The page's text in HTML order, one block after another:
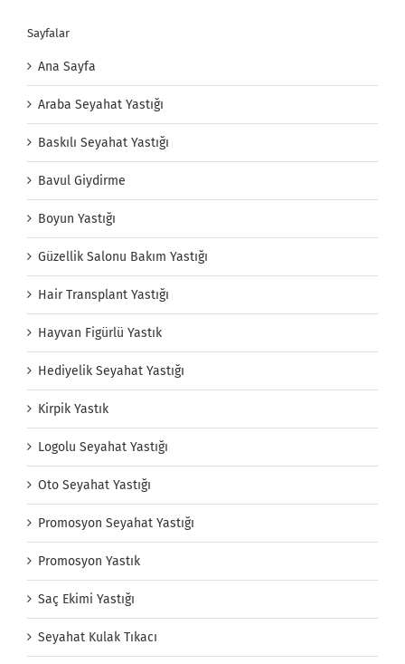
Sayfalar
Ana Sayfa
Araba Seyahat Yastığı
Baskılı Seyahat Yastığı
Bavul Giydirme
Boyun Yastığı
Güzellik Salonu Bakım Yastığı
Hair Transplant Yastığı
Hayvan Figürlü Yastık
Hediyelik Seyahat Yastığı
Kirpik Yastık
Logolu Seyahat Yastığı
Oto Seyahat Yastığı
Promosyon Seyahat Yastığı
Promosyon Yastık
Saç Ekimi Yastığı
Seyahat Kulak Tıkacı